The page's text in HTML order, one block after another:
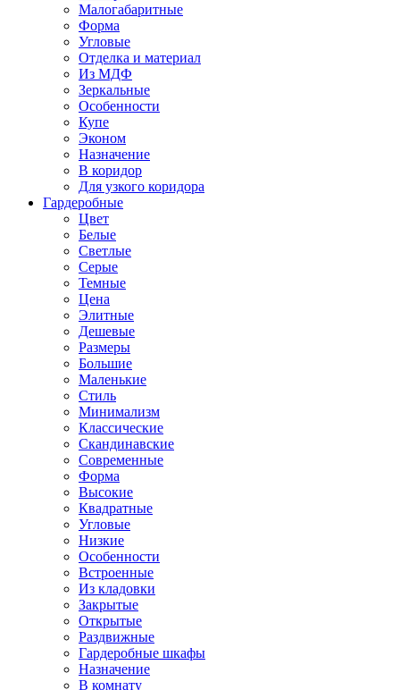
Малогабаритные
Форма
Угловые
Отделка и материал
Из МДФ
Зеркальные
Особенности
Купе
Эконом
Назначение
В коридор
Для узкого коридора
Гардеробные
Цвет
Белые
Светлые
Серые
Темные
Цена
Элитные
Дешевые
Размеры
Большие
Маленькие
Стиль
Минимализм
Классические
Скандинавские
Современные
Форма
Высокие
Квадратные
Угловые
Низкие
Особенности
Встроенные
Из кладовки
Закрытые
Открытые
Раздвижные
Гардеробные шкафы
Назначение
В комнату